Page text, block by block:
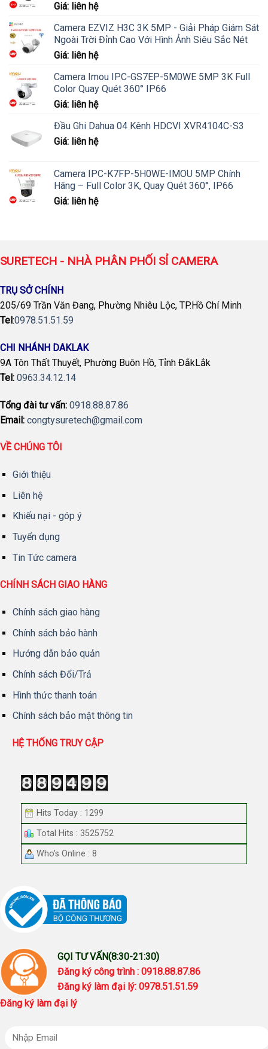
Giá: liên hệ
Camera EZVIZ H3C 3K 5MP - Giải Pháp Giám Sát
Ngoài Trời Đỉnh Cao Với Hình Ảnh Siêu Sắc Nét
Giá: liên hệ
Camera Imou IPC-GS7EP-5M0WE 5MP 3K Full
Color Quay Quét 360° IP66
Giá: liên hệ
Đầu Ghi Dahua 04 Kênh HDCVI XVR4104C-S3
Giá: liên hệ
Camera IPC-K7FP-5H0WE-IMOU 5MP Chính
Hãng – Full Color 3K, Quay Quét 360°, IP66
Giá: liên hệ
SURETECH - NHÀ PHÂN PHỐI SỈ CAMERA
TRỤ SỞ CHÍNH
205/69 Trần Văn Đang, Phường Nhiêu Lộc, TP.Hồ Chí Minh
Tel:0978.51.51.59
CHI NHÁNH DAKLAK
9A Tôn Thất Thuyết, Phường Buôn Hồ, Tỉnh ĐắkLắk
Tel: 0963.34.12.14
Tổng đài tư vấn: 0918.88.87.86
Email: congtysuretech@gmail.com
VỀ CHÚNG TÔI
Giới thiệu
Liên hệ
Khiếu nại - góp ý
Tuyển dụng
Tin Tức camera
CHÍNH SÁCH GIAO HÀNG
Chính sách giao hàng
Chính sách bảo hành
Hướng dẫn bảo quản
Chính sách Đổi/Trả
Hình thức thanh toán
Chính sách bảo mật thông tin
HỆ THỐNG TRUY CẬP
Hits Today : 1299
Total Hits : 3525752
Who's Online : 8
GỌI TƯ VẤN(8:30-21:30)
Đăng ký công trình : 0918.88.87.86
Đăng ký làm đại lý: 0978.51.51.59
Đăng ký làm đại lý